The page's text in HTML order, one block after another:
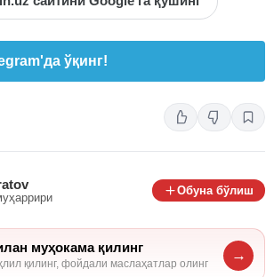
ўқинг!
Обуна бўлиш
муҳокама қилинг
қилинг, фойдали маслаҳатлар олинг
→